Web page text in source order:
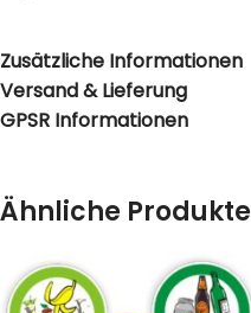
Zusätzliche Informationen
Versand & Lieferung
GPSR Informationen
Ähnliche Produkte